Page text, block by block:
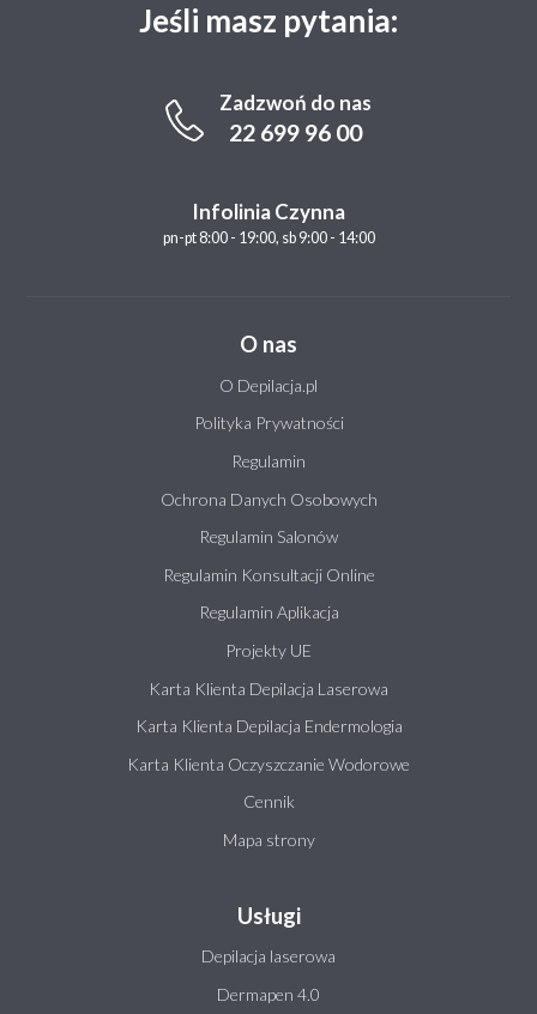
Jeśli masz pytania:
Zadzwoń do nas
22 699 96 00
Infolinia Czynna
pn-pt 8:00 - 19:00, sb 9:00 - 14:00
O nas
O Depilacja.pl
Polityka Prywatności
Regulamin
Ochrona Danych Osobowych
Regulamin Salonów
Regulamin Konsultacji Online
Regulamin Aplikacja
Projekty UE
Karta Klienta Depilacja Laserowa
Karta Klienta Depilacja Endermologia
Karta Klienta Oczyszczanie Wodorowe
Cennik
Mapa strony
Usługi
Depilacja laserowa
Dermapen 4.0